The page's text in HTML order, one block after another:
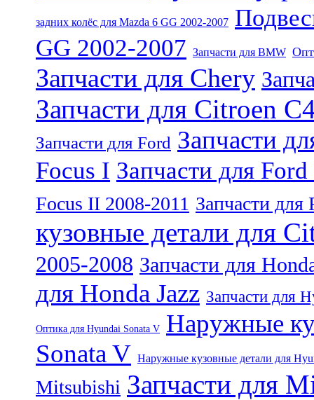
задних колёс для Mazda 6 GG 2002-2007
GG 2002-2007 Запчасти для BMW
Запчасти для Chery
Запчасти для Citroen
Запчасти для Ford Запчасти
Focus I Запчасти для
Focus II 2008-2011 Запчасти
кузовные детали для
2005-2008 Запчасти для
для Honda Jazz Запчасти для
Оптика для Hyundai Sonata V
Наружные
Sonata V Наружные кузовные детали для
Mitsubishi Запчасти для